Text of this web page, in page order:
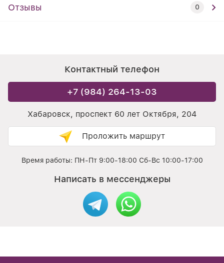
Отзывы 0
Контактный телефон
+7 (984) 264-13-03
Хабаровск, проспект 60 лет Октября, 204
Проложить маршрут
Время работы: ПН-Пт 9:00-18:00 Сб-Вс 10:00-17:00
Написать в мессенджеры